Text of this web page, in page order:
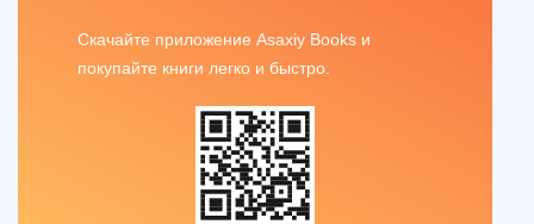
Скачайте приложение Asaxiy Books и
покупайте книги легко и быстро.